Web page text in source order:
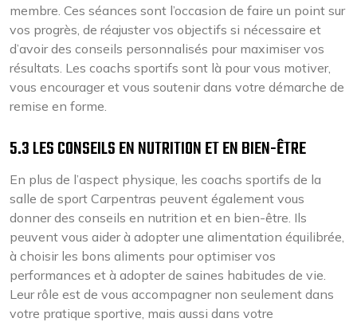
membre. Ces séances sont l’occasion de faire un point sur
vos progrès, de réajuster vos objectifs si nécessaire et
d’avoir des conseils personnalisés pour maximiser vos
résultats. Les coachs sportifs sont là pour vous motiver,
vous encourager et vous soutenir dans votre démarche de
remise en forme.
5.3 LES CONSEILS EN NUTRITION ET EN BIEN-ÊTRE
En plus de l’aspect physique, les coachs sportifs de la
salle de sport Carpentras peuvent également vous
donner des conseils en nutrition et en bien-être. Ils
peuvent vous aider à adopter une alimentation équilibrée,
à choisir les bons aliments pour optimiser vos
performances et à adopter de saines habitudes de vie.
Leur rôle est de vous accompagner non seulement dans
votre pratique sportive, mais aussi dans votre